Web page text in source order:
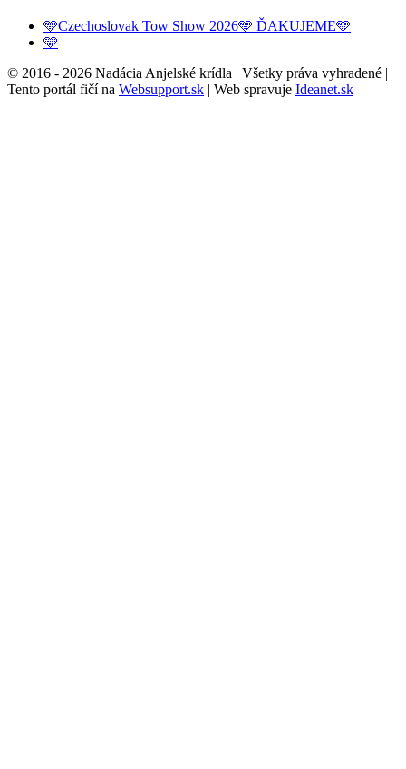
🩵Czechoslovak Tow Show 2026🩵 ĎAKUJEME🩵
🩵
© 2016 - 2026 Nadácia Anjelské krídla | Všetky práva vyhradené |
Tento portál fičí na Websupport.sk | Web spravuje Ideanet.sk